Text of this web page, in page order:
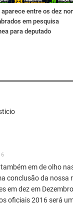
aparece entre os dez
em pesquisa
para deputado
em de olho
conclusão da nossa
em dez em
oficiais 2016 será